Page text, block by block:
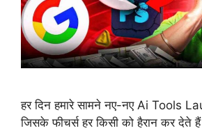
हर दिन हमारे सामने नए-नए Ai Tools
जिसके फीचर्स हर किसी को हैरान कर देते